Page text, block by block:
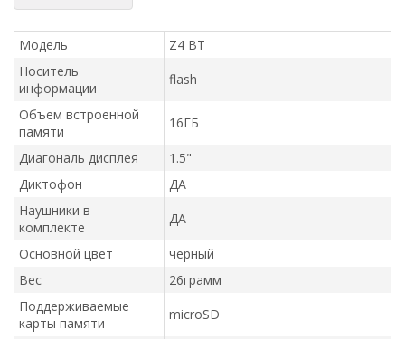
Модель
Z4 BT
Носитель
информации
flash
Объем встроенной
памяти
16ГБ
Диагональ дисплея
1.5"
Диктофон
ДА
Наушники в
комплекте
ДА
Основной цвет
черный
Вес
26грамм
Поддерживаемые
карты памяти
microSD